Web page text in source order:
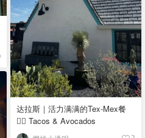
达拉斯｜活力满满的Tex-Mex餐
👉🏼 Tacos & Avocados